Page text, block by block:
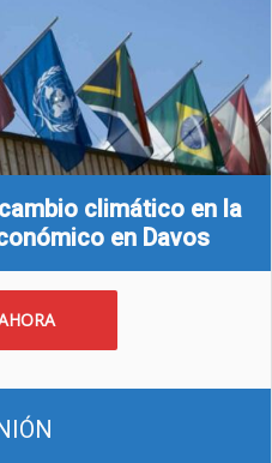
climático en la
en Davos